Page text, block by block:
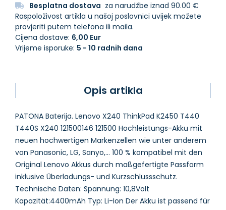
Besplatna dostava za narudžbe iznad 90.00 €
Raspoloživost artikla u našoj poslovnici uvijek možete
provjeriti putem telefona ili maila.
Cijena dostave: 6,00 Eur
Vrijeme isporuke: 5 - 10 radnih dana
Opis artikla
PATONA Baterija. Lenovo X240 ThinkPad K2450 T440
T440S X240 121500146 121500 Hochleistungs-Akku mit
neuen hochwertigen Markenzellen wie unter anderem
von Panasonic, LG, Sanyo,... 100 % kompatibel mit den
Original Lenovo Akkus durch maßgefertigte Passform
inklusive Überladungs- und Kurzschlussschutz.
Technische Daten: Spannung: 10,8Volt
Kapazität:4400mAh Typ: Li-Ion Der Akku ist passend für